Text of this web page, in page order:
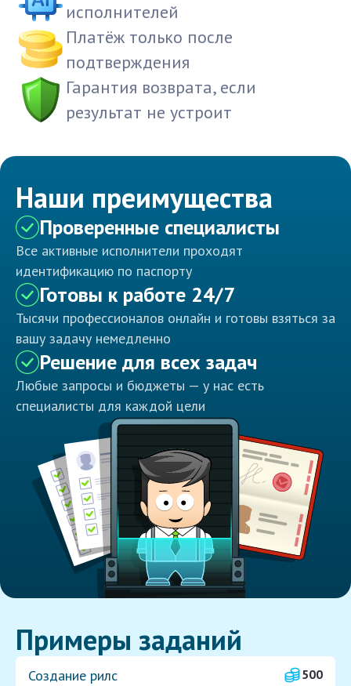
исполнителей
Платёж только после
подтверждения
Гарантия возврата, если
результат не устроит
Наши преимущества
Проверенные специалисты
Все активные исполнители проходят
идентификацию по паспорту
Готовы к работе 24/7
Тысячи профессионалов онлайн и готовы взяться за
вашу задачу немедленно
Решение для всех задач
Любые запросы и бюджеты — у нас есть
специалисты для каждой цели
Примеры заданий
Создание рилс
500